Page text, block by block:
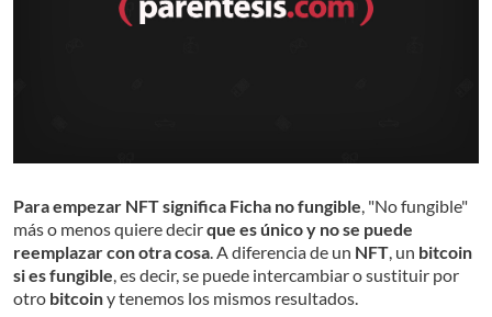
Para empezar NFT significa Ficha no fungible, "No fungible"
más o menos quiere decirque es único y no se puede
reemplazar con otra cosa. A diferencia de un NFT, un bitcoin
si es fungible, es decir, se puede intercambiar o sustituir por
otro bitcoiny tenemos los mismos resultados.